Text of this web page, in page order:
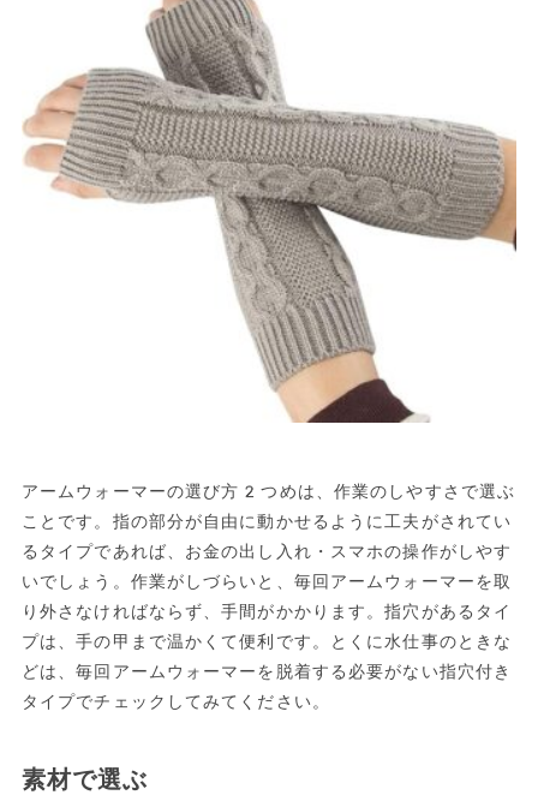
アームウォーマーの選び方2つめは、作業のしやすさで選ぶ
ことです。指の部分が自由に動かせるように工夫がされてい
るタイプであれば、お金の出し入れ・スマホの操作がしやす
いでしょう。作業がしづらいと、毎回アームウォーマーを取
り外さなければならず、手間がかかります。指穴があるタイ
プは、手の甲まで温かくて便利です。とくに水仕事のときな
どは、毎回アームウォーマーを脱着する必要がない指穴付き
タイプでチェックしてみてください。
素材で選ぶ